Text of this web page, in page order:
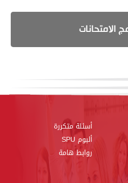
أسئلة متكررة
ألبوم SPU
روابط هامة